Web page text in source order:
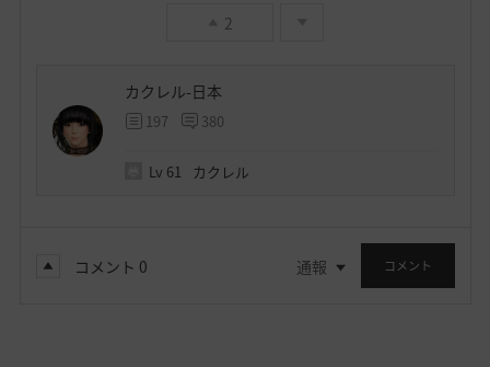
2
カクレル-日本
197 380
Lv 61 カクレル
コメント 0 通報 コメント